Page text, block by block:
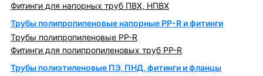
Фитинги для напорных труб ПВХ, НПВХ
Трубы полипропиленовые напорные PP-R и фитинги
Трубы полипропиленовые PP-R
Фитинги для полипропиленовых труб PP-R
Трубы полиэтиленовые ПЭ, ПНД, фитинги и фланцы